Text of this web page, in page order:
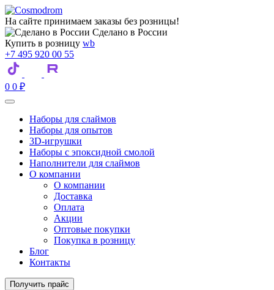
На сайте принимаем заказы без розницы!
Сделано в России
Купить в розницу wb
+7 495 920 00 55
0 0 ₽
Наборы для слаймов
Наборы для опытов
3D-игрушки
Наборы с эпоксидной смолой
Наполнители для слаймов
О компании
О компании
Доставка
Оплата
Акции
Оптовые покупки
Покупка в розницу
Блог
Контакты
Получить прайс